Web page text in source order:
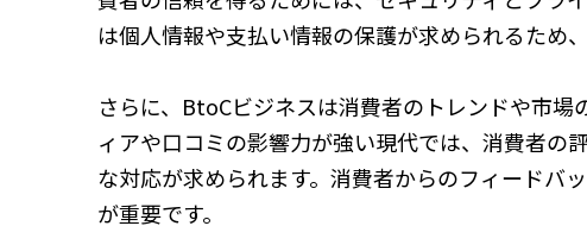
は個人情報や支払い情報の保護が求められるため
さらに、BtoCビジネスは消費者のトレンドや市
ィアや口コミの影響力が強い現代では、消費者の
な対応が求められます。消費者からのフィードバ
が重要です。